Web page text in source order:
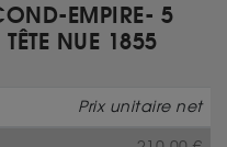
EMPIRE- 5
NUE 1855
Prix unitaire net